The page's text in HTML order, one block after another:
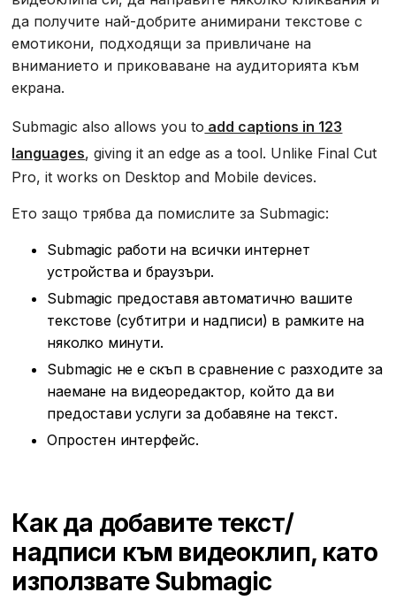
да получите най-добрите анимирани текстове с
емотикони, подходящи за привличане на
вниманието и приковаване на аудиторията към
екрана.
Submagic also allows you to add captions in 123
languages, giving it an edge as a tool. Unlike Final Cut
Pro, it works on Desktop and Mobile devices.
Ето защо трябва да помислите за Submagic:
Submagic работи на всички интернет
устройства и браузъри.
Submagic предоставя автоматично вашите
текстове (субтитри и надписи) в рамките на
няколко минути.
Submagic не е скъп в сравнение с разходите за
наемане на видеоредактор, който да ви
предостави услуги за добавяне на текст.
Опростен интерфейс.
Как да добавите текст/
надписи към видеоклип, като
използвате Submagic‍